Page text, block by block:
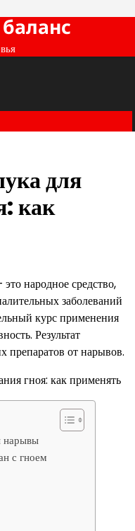
для
как
народное средство,
заболеваний
курс применения
Результат
препаратов от нарывов.
нарывы
с гноем